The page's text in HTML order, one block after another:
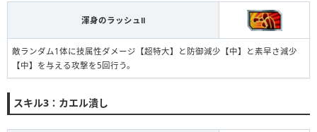
渾身のラッシュⅡ
敵ランダム1体に技属性ダメージ【超特大】と防御減少【中】と素早さ減少
【中】を与える攻撃を5回行う。
スキル3：カエル潰し